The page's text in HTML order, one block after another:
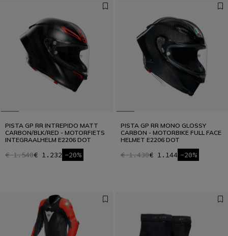
PISTA GP RR INTREPIDO MATT
CARBON/BLK/RED - MOTORFIETS
INTEGRAALHELM E2206 DOT
€ 1.540€ 1.232 -20%
PISTA GP RR MONO GLOSSY
CARBON - MOTORBIKE FULL FACE
HELMET E2206 DOT
€ 1.430€ 1.144 -20%